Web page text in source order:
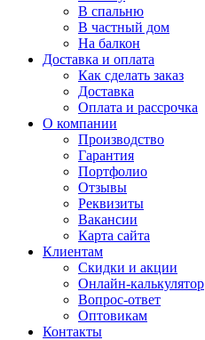
В спальню
В частный дом
На балкон
Доставка и оплата
Как сделать заказ
Доставка
Оплата и рассрочка
О компании
Производство
Гарантия
Портфолио
Отзывы
Реквизиты
Вакансии
Карта сайта
Клиентам
Скидки и акции
Онлайн-калькулятор
Вопрос-ответ
Оптовикам
Контакты